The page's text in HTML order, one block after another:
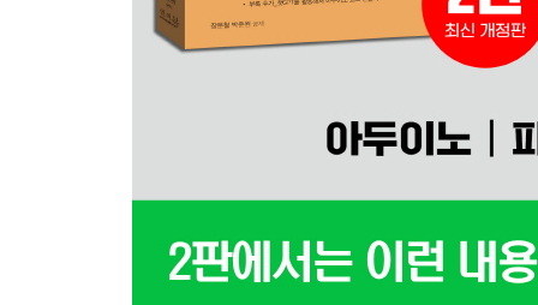
#define 전처리문을 사용하여 코드의 가독성 높이기
부품 이용하여 연결하는 방법
아날로그 출력(PWM)으로 LED 밝기 조절하기
02_ 3 피에조부저 출력하기